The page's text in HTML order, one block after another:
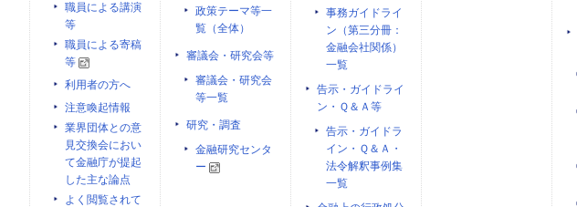
職員による講演
等
職員による寄稿
等
利用者の方へ
注意喚起情報
業界団体との意
見交換会におい
て金融庁が提起
した主な論点
よく閲覧されて
政策テーマ等一
覧（全体）
審議会・研究会等
審議会・研究会
等一覧
研究・調査
金融研究センタ
ー
事務ガイドライ
ン（第三分冊：
金融会社関係）
一覧
告示・ガイドライ
ン・Ｑ＆Ａ等
告示・ガイドラ
イン・Ｑ＆Ａ・
法令解釈事例集
一覧